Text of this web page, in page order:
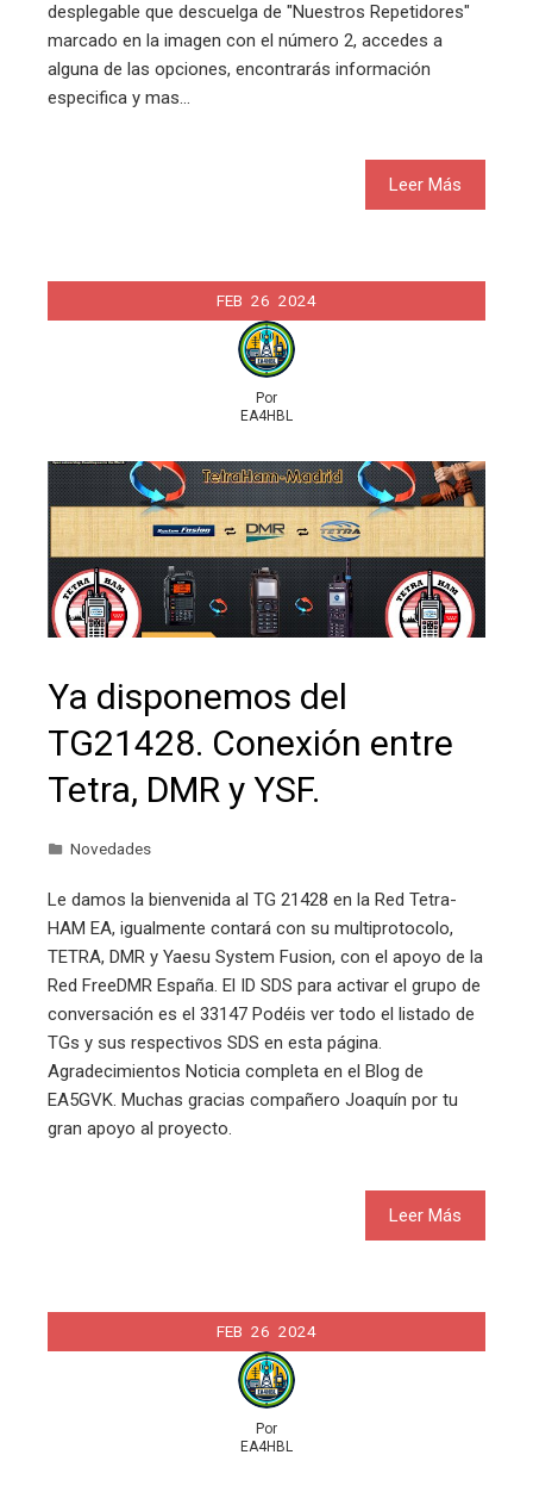
desplegable que descuelga de "Nuestros Repetidores"
marcado en la imagen con el número 2, accedes a
alguna de las opciones, encontrarás información
especifica y mas…
Leer Más
FEB 26 2024
Por
EA4HBL
Ya disponemos del
TG21428. Conexión entre
Tetra, DMR y YSF.
Novedades
Le damos la bienvenida al TG 21428 en la Red Tetra-
HAM EA, igualmente contará con su multiprotocolo,
TETRA, DMR y Yaesu System Fusion, con el apoyo de la
Red FreeDMR España. El ID SDS para activar el grupo de
conversación es el 33147 Podéis ver todo el listado de
TGs y sus respectivos SDS en esta página.
Agradecimientos Noticia completa en el Blog de
EA5GVK. Muchas gracias compañero Joaquín por tu
gran apoyo al proyecto.
Leer Más
FEB 26 2024
Por
EA4HBL